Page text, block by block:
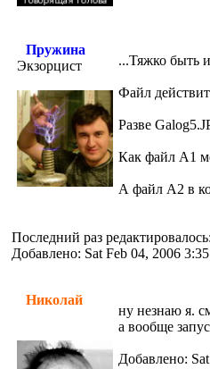
Пружина
Экзорцист
...Тяжко быть
Файл
Разве
Как файл A1
А файл A2 в
Последний раз редактировалось:
Добавлено: Sat Feb 04, 2006
Николай
ну незнаю я.
а вообще
Добавлено: